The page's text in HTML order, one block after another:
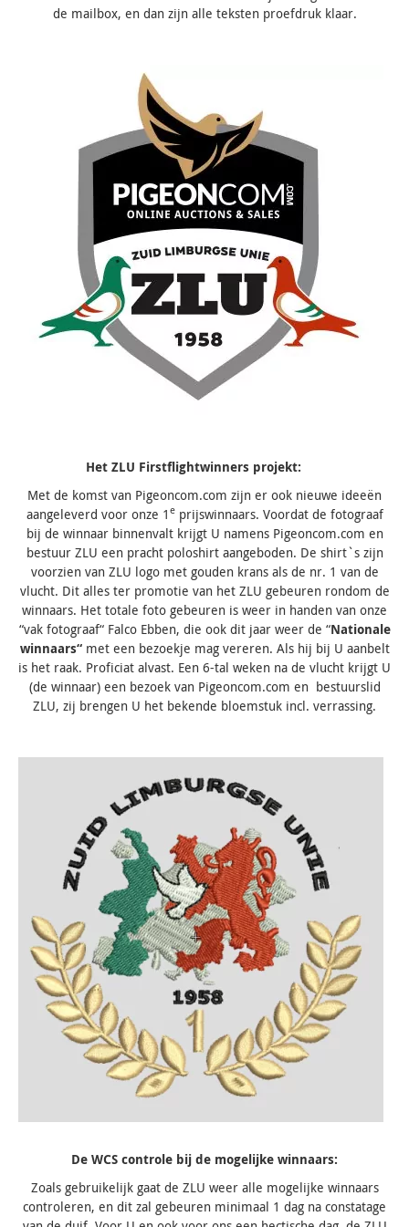
de mailbox, en dan zijn alle teksten proefdruk klaar.
Het ZLU Firstflightwinners projekt:
Met de komst van Pigeoncom.com zijn er ook nieuwe ideeën
aangeleverd voor onze 1 eprijswinnaars. Voordat de fotograaf
bij de winnaar binnenvalt krijgt U namens Pigeoncom.com en
bestuur ZLU een pracht poloshirt aangeboden. De shirt`s zijn
voorzien van ZLU logo met gouden krans als de nr. 1 van de
vlucht. Dit alles ter promotie van het ZLU gebeuren rondom de
winnaars. Het totale foto gebeuren is weer in handen van onze
“vak fotograaf“ Falco Ebben, die ook dit jaar weer de “Nationale
winnaars“met een bezoekje mag vereren. Als hij bij U aanbelt
is het raak. Proficiat alvast. Een 6-tal weken na de vlucht krijgt U
(de winnaar) een bezoek van Pigeoncom.com en bestuurslid
ZLU, zij brengen U het bekende bloemstuk incl. verrassing.
De WCS controle bij de mogelijke winnaars:
Zoals gebruikelijk gaat de ZLU weer alle mogelijke winnaars
controleren, en dit zal gebeuren minimaal 1 dag na constatage